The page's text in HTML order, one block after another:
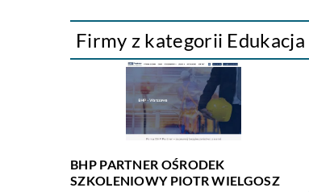
Firmy z kategorii Edukacja
BHP PARTNER OŚRODEK
SZKOLENIOWY PIOTR WIELGOSZ